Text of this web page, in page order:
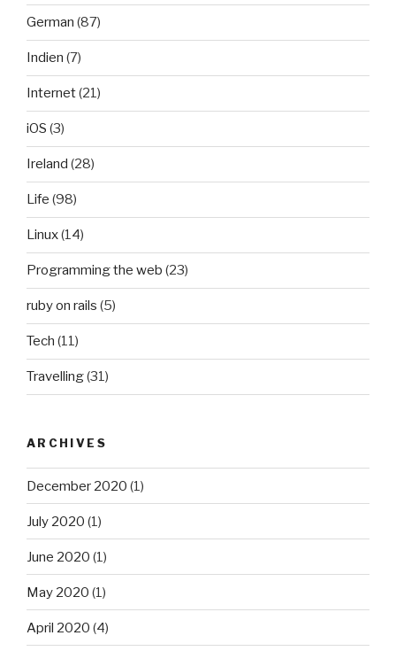
German (87)
Indien (7)
Internet(21)
iOS (3)
Ireland (28)
Life (98)
Linux(14)
Programming the web (23)
ruby on rails (5)
Tech (11)
Travelling(31)
ARCHIVES
December 2020 (1)
July 2020 (1)
June 2020 (1)
May 2020 (1)
April 2020 (4)